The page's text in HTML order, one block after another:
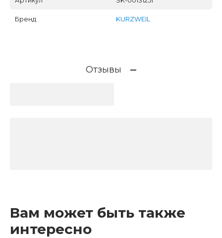
Бренд KURZWEIL
Отзывы
Вам может быть также
интересно